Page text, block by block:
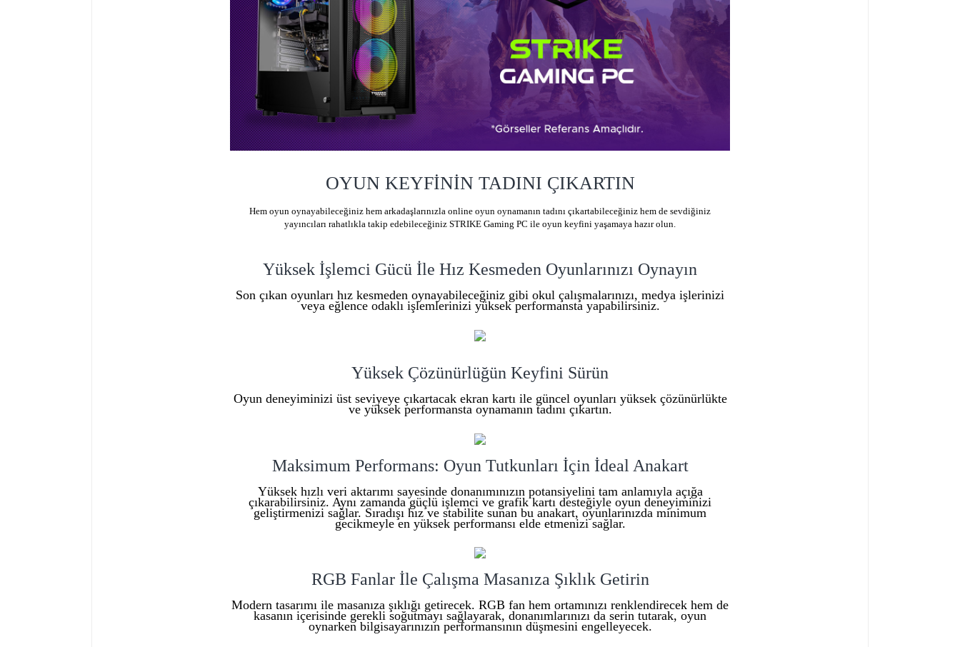
OYUN KEYFİNİN TADINI ÇIKARTIN
Hem oyun oynayabileceğiniz hem arkadaşlarınızla online oyun oynamanın tadını çıkartabileceğiniz hem de sevdiğiniz
yayıncıları rahatlıkla takip edebileceğiniz STRIKE Gaming PC ile oyun keyfini yaşamaya hazır olun.
Yüksek İşlemci Gücü İle Hız Kesmeden Oyunlarınızı Oynayın
Son çıkan oyunları hız kesmeden oynayabileceğiniz gibi okul çalışmalarınızı, medya işlerinizi
veya eğlence odaklı işlemlerinizi yüksek performansta yapabilirsiniz.
Yüksek Çözünürlüğün Keyfini Sürün
Oyun deneyiminizi üst seviyeye çıkartacak ekran kartı ile güncel oyunları yüksek çözünürlükte
ve yüksek performansta oynamanın tadını çıkartın.
Maksimum Performans: Oyun Tutkunları İçin İdeal Anakart
Yüksek hızlı veri aktarımı sayesinde donanımınızın potansiyelini tam anlamıyla açığa
çıkarabilirsiniz. Aynı zamanda güçlü işlemci ve grafik kartı desteğiyle oyun deneyiminizi
geliştirmenizi sağlar. Sıradışı hız ve stabilite sunan bu anakart, oyunlarınızda minimum
gecikmeyle en yüksek performansı elde etmenizi sağlar.
RGB Fanlar İle Çalışma Masanıza Şıklık Getirin
Modern tasarımı ile masanıza şıklığı getirecek. RGB fan hem ortamınızı renklendirecek hem de
kasanın içerisinde gerekli soğutmayı sağlayarak, donanımlarınızı da serin tutarak, oyun
oynarken bilgisayarınızın performansının düşmesini engelleyecek.